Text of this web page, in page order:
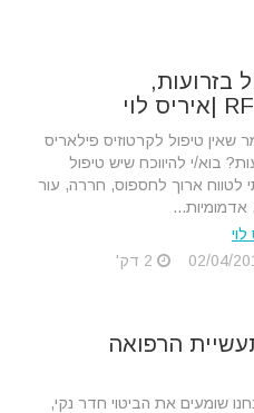
בזרועות,
שאין טיפול לקרטוזיס פילאריס
בוא/י להיווכח שיש טיפול
לטווח ארוך לחספוס, חררה, עור
אדמומיות...
הרפואה
שומעים את הביטוי חדר נקי,